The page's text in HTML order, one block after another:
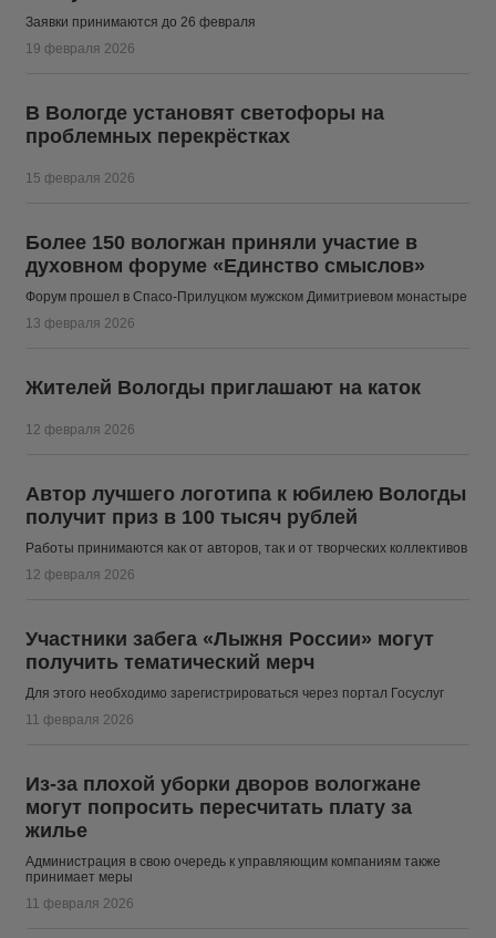
Заявки принимаются до 26 февраля
19 февраля 2026
В Вологде установят светофоры на
проблемных перекрёстках
15 февраля 2026
Более 150 вологжан приняли участие в
духовном форуме «Единство смыслов»
Форум прошел в Спасо-Прилуцком мужском Димитриевом монастыре
13 февраля 2026
Жителей Вологды приглашают на каток
12 февраля 2026
Автор лучшего логотипа к юбилею Вологды
получит приз в 100 тысяч рублей
Работы принимаются как от авторов, так и от творческих коллективов
12 февраля 2026
Участники забега «Лыжня России» могут
получить тематический мерч
Для этого необходимо зарегистрироваться через портал Госуслуг
11 февраля 2026
Из-за плохой уборки дворов вологжане
могут попросить пересчитать плату за
жилье
Администрация в свою очередь к управляющим компаниям также
принимает меры
11 февраля 2026